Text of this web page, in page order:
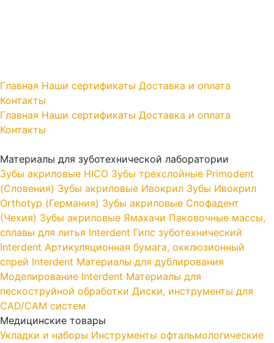
Главная Наши сертификаты Доставка и оплата
Контакты
Главная Наши сертификаты Доставка и оплата
Контакты
Материалы для зуботехнической лаборатории
Зубы акриловые HICO Зубы трехслойные Primodent
(Словения) Зубы акриловые Ивокрил Зубы Ивокрил
Orthotyp (Германия) Зубы акриловые Спофадент
(Чехия) Зубы акриловые Ямахачи Паковочные массы,
сплавы для литья Interdent Гипс зуботехнический
Interdent Артикуляционная бумага, окклюзионный
спрей Interdent Материалы для дублирования
Моделирование Interdent Материалы для
пескоструйной обработки Диски, инструменты для
CAD/CAM систем
Медицинские товары
Укладки и наборы Инструменты офтальмологические